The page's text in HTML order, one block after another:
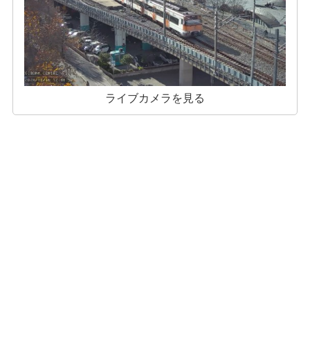
ライブカメラを見る